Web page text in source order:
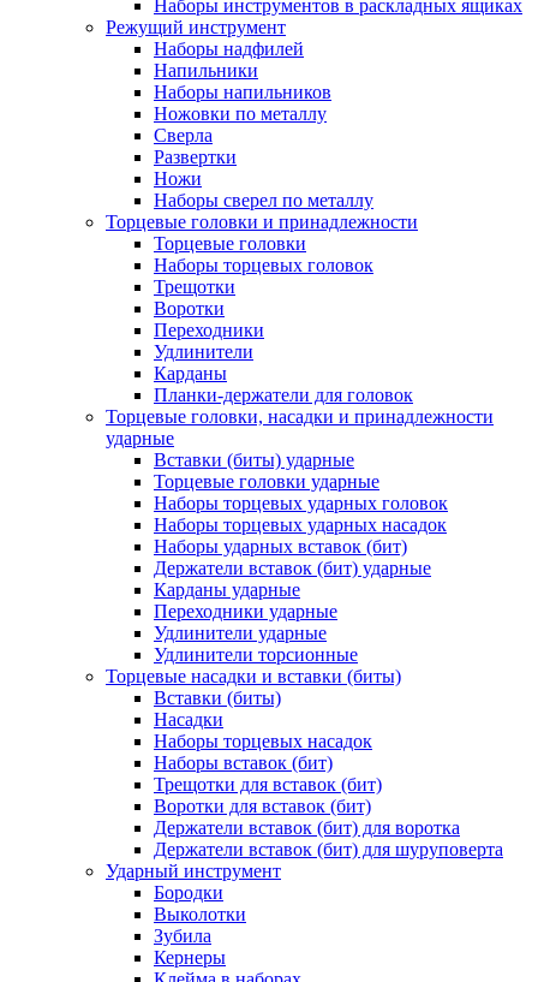
Наборы инструментов в раскладных ящиках
Режущий инструмент
Наборы надфилей
Напильники
Наборы напильников
Ножовки по металлу
Сверла
Развертки
Ножи
Наборы сверел по металлу
Торцевые головки и принадлежности
Торцевые головки
Наборы торцевых головок
Трещотки
Воротки
Переходники
Удлинители
Карданы
Планки-держатели для головок
Торцевые головки, насадки и принадлежности
ударные
Вставки (биты) ударные
Торцевые головки ударные
Наборы торцевых ударных головок
Наборы торцевых ударных насадок
Наборы ударных вставок (бит)
Держатели вставок (бит) ударные
Карданы ударные
Переходники ударные
Удлинители ударные
Удлинители торсионные
Торцевые насадки и вставки (биты)
Вставки (биты)
Насадки
Наборы торцевых насадок
Наборы вставок (бит)
Трещотки для вставок (бит)
Воротки для вставок (бит)
Держатели вставок (бит) для воротка
Держатели вставок (бит) для шуруповерта
Ударный инструмент
Бородки
Выколотки
Зубила
Кернеры